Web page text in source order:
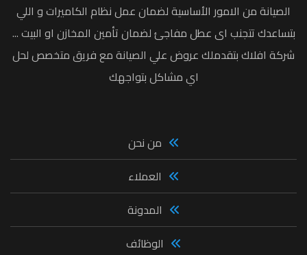
الصيانة من الامور الأساسية لضمان عمل نظام الكاميرات و اللي
بتساعدك تتجنب اى عطل مفاجئ لضمان تأمين المخازن او البيت ...
شركة افلاك بتقدملك عروض علي الصيانة مع فريق متخصص لحل
اي مشاكل بتواجهك
من نحن
العملاء
المدونة
الوظائف